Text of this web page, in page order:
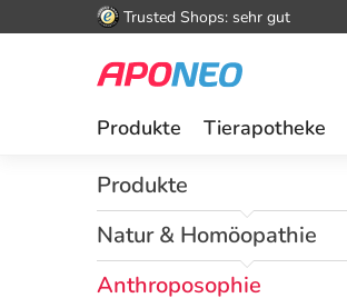
Trusted Shops: sehr gut
Produkte Tierapotheke
Produkte
Natur & Homöopathie
Anthroposophie